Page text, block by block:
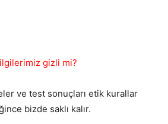
gizli mi?
ve test sonuçları etik kurallar
bizde saklı kalır.